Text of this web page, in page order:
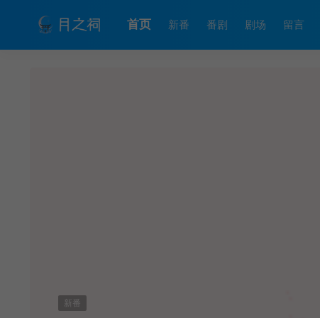
首页 新番 番剧 剧场 留言
新番